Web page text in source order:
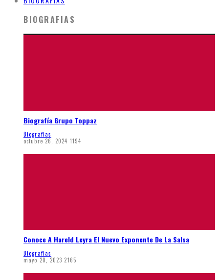
BIOGRAFIAS
Biografía Grupo Toppaz
Biografias
octubre 26, 2024 1194
Conoce A Hareld Leyra El Nuevo Exponente De La Salsa
Biografias
mayo 20, 2023 2165